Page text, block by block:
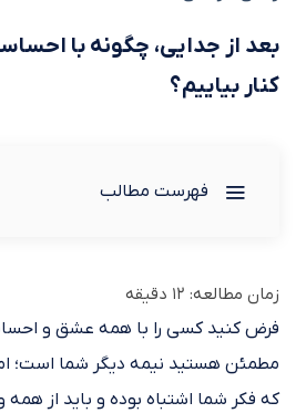
بعد از جدایی، چگونه با
کنار بیاییم؟
فهرست مطالب
زمان مطالعه: 12 دقیقه
فرض کنید کسی را با همه عشق و
مطمئن هستید نیمه دیگر شما است؛
که فکر شما اشتباه بوده و باید از